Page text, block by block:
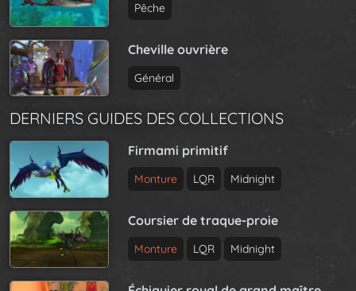
Pêche
Cheville ouvrière
Général
DERNIERS GUIDES DES COLLECTIONS
Firmami primitif
Monture LQR Midnight
Coursier de traque-proie
Monture LQR Midnight